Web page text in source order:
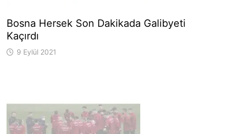
Bosna Hersek Son Dakikada Galibyeti
Kaçırdı
9 Eylül 2021